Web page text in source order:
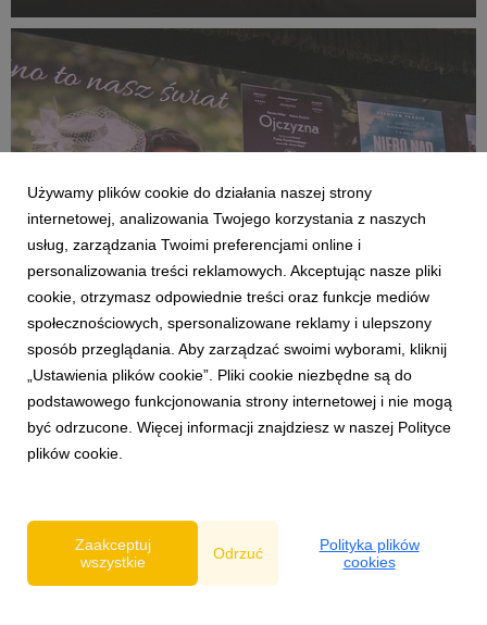
„Violetta Villas”.
AKTUALNOŚCI
KINO ŚWIAT na Forum Wokół Kina
26 czerwca 2026
Rok szkolny powoli dobiega końca, to było bardzo intensywne
pół roku w polskich kinach. W kinach wciąż możecie oglądać
„Drzewo magii” i „Ojczyznę”.A my pracujemy nad repertuarem
Używamy plików cookie do działania naszej strony
internetowej, analizowania Twojego korzystania z naszych
usług, zarządzania Twoimi preferencjami online i
personalizowania treści reklamowych. Akceptując nasze pliki
cookie, otrzymasz odpowiednie treści oraz funkcje mediów
społecznościowych, spersonalizowane reklamy i ulepszony
sposób przeglądania. Aby zarządzać swoimi wyborami, kliknij
„Ustawienia plików cookie”. Pliki cookie niezbędne są do
podstawowego funkcjonowania strony internetowej i nie mogą
być odrzucone. Więcej informacji znajdziesz w naszej Polityce
plików cookie.
Zaakceptuj
wszystkie
Odrzuć
Polityka plików
cookies